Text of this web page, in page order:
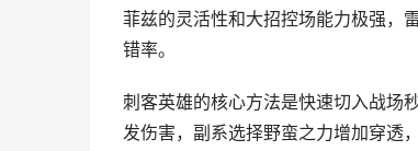
菲兹的灵活性和大招控场能力极强，
错率。
刺客英雄的核心方法是快速切入战场
发伤害，副系选择野蛮之力增加穿透